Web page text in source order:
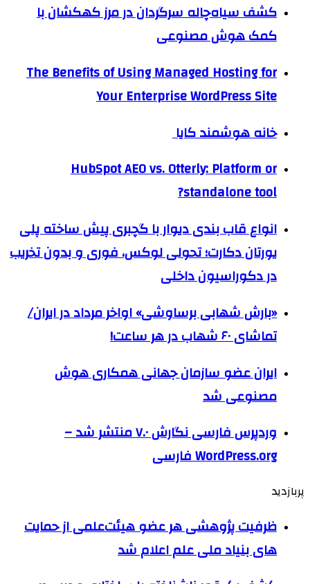
کشف سیاه‌چاله سرگردان در مرز کهکشان با
کمک هوش مصنوعی
The Benefits of Using Managed Hosting for
Your Enterprise WordPress Site
خانه هوشمند کایا
HubSpot AEO vs. Otterly: Platform or
standalone tool?
انواع قاب بندی دیوار با گچبری پیش ساخته پلی
یورتان دکارت؛ تحولی لوکس، فوری و بدون تخریب
در دکوراسیون داخلی
«بارش شهابی برساوشی» اواخر مرداد در ایران/
تماشای ۶۰ شهاب در هر ساعت!
ایران عضو سازمان جهانی همکاری هوش
مصنوعی شد
وردپرس فارسی نگارش ۷.۰ منتشر شد –
WordPress.org فارسی
پربازدید
ظرفیت پژوهشی هر عضو هیئت‌علمی از حمایت
های بنیاد ملی علم اعلام شد